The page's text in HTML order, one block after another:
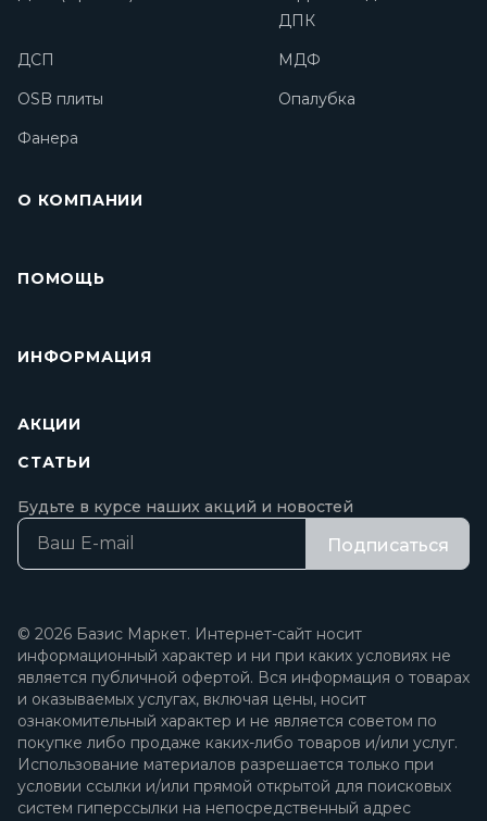
ДПК
ДСП
МДФ
OSB плиты
Опалубка
Фанера
О КОМПАНИИ
ПОМОЩЬ
ИНФОРМАЦИЯ
АКЦИИ
СТАТЬИ
Будьте в курсе наших акций и новостей
Подписаться
© 2026 Базис Маркет. Интернет-сайт носит
информационный характер и ни при каких условиях не
является публичной офертой. Вся информация о товарах
и оказываемых услугах, включая цены, носит
ознакомительный характер и не является советом по
покупке либо продаже каких-либо товаров и/или услуг.
Использование материалов разрешается только при
условии ссылки и/или прямой открытой для поисковых
систем гиперссылки на непосредственный адрес